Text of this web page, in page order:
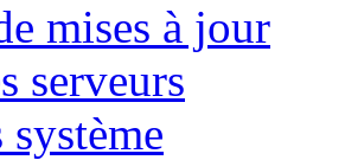
mises à jour
serveurs